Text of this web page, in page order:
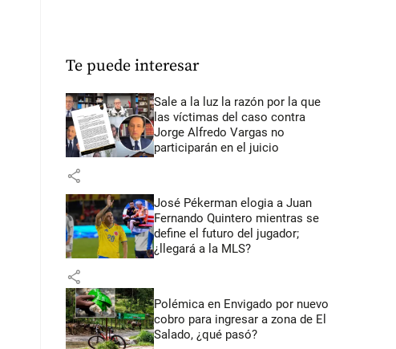
Te puede interesar
Sale a la luz la razón por la que
las víctimas del caso contra
Jorge Alfredo Vargas no
participarán en el juicio
share
José Pékerman elogia a Juan
Fernando Quintero mientras se
define el futuro del jugador;
¿llegará a la MLS?
share
Polémica en Envigado por nuevo
cobro para ingresar a zona de El
Salado, ¿qué pasó?